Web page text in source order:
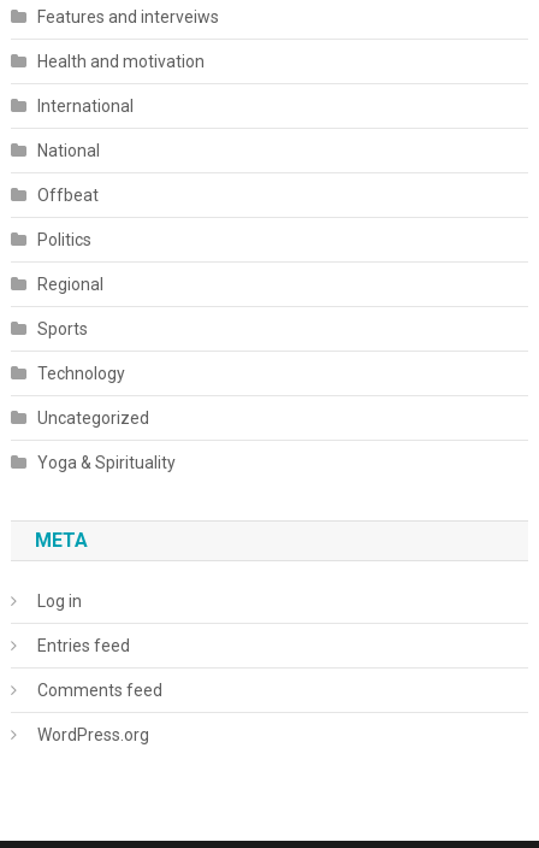
Features and interveiws
Health and motivation
International
National
Offbeat
Politics
Regional
Sports
Technology
Uncategorized
Yoga & Spirituality
META
Log in
Entries feed
Comments feed
WordPress.org